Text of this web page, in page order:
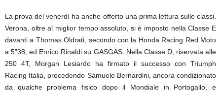
La prova del venerdì ha anche offerto una prima lettura sulle classi.
Verona, oltre al miglior tempo assoluto, si è imposto nella Classe E
davanti a Thomas Oldrati, secondo con la Honda Racing Red Moto
a 5”38, ed Enrico Rinaldi su GASGAS. Nella Classe D, riservata alle
250 4T, Morgan Lesiardo ha firmato il successo con Triumph
Racing Italia, precedendo Samuele Bernardini, ancora condizionato
da qualche problema fisico dopo il Mondiale in Portogallo, e